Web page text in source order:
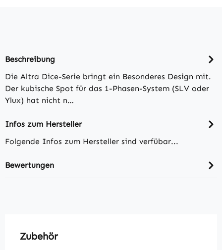
Beschreibung
Die Altra Dice-Serie bringt ein Besonderes Design mit.
Der kubische Spot für das 1-Phasen-System (SLV oder
Ylux) hat nicht n…
Infos zum Hersteller
Folgende Infos zum Hersteller sind verfübar...
Bewertungen
Produktgalerie überspringen
Zubehör